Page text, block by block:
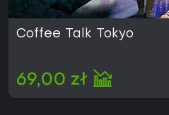
Coffee Talk Tokyo
69,00 zł